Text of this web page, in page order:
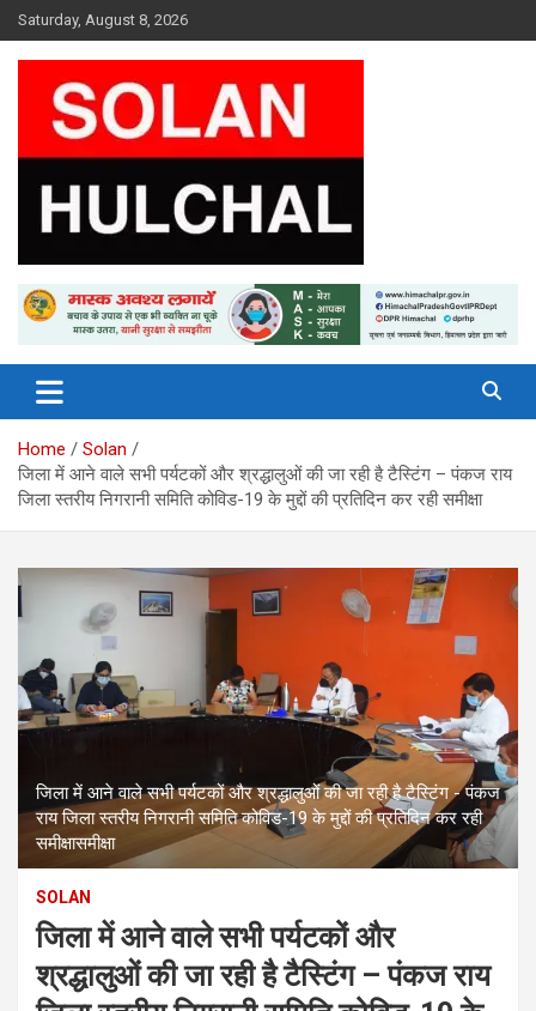
Skip
to
content
Saturday, August 8, 2026
Solan Hulchal
Home
Solan
जिला में आने वाले सभी पर्यटकों और श्रद्धालुओं की जा रही है टैस्टिंग – पंकज राय
जिला स्तरीय निगरानी समिति कोविड-19 के मुद्दों की प्रतिदिन कर रही समीक्षा
जिला में आने वाले सभी पर्यटकों और श्रद्धालुओं की जा रही है टैस्टिंग - पंकज
राय जिला स्तरीय निगरानी समिति कोविड-19 के मुद्दों की प्रतिदिन कर रही
समीक्षासमीक्षा
SOLAN
जिला में आने वाले सभी पर्यटकों और
श्रद्धालुओं की जा रही है टैस्टिंग – पंकज राय